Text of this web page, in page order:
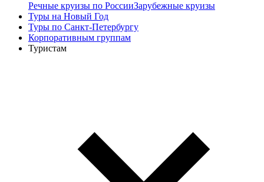
Речные круизы по РоссииЗарубежные круизы
Туры на Новый Год
Туры по Санкт-Петербургу
Корпоративным группам
Туристам